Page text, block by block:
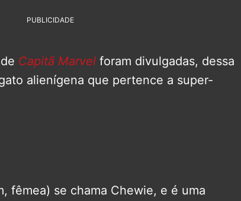
PUBLICIDADE
Capitã Marvel foram divulgadas, dessa
alienígena que pertence a super-
fêmea) se chama Chewie, e é uma